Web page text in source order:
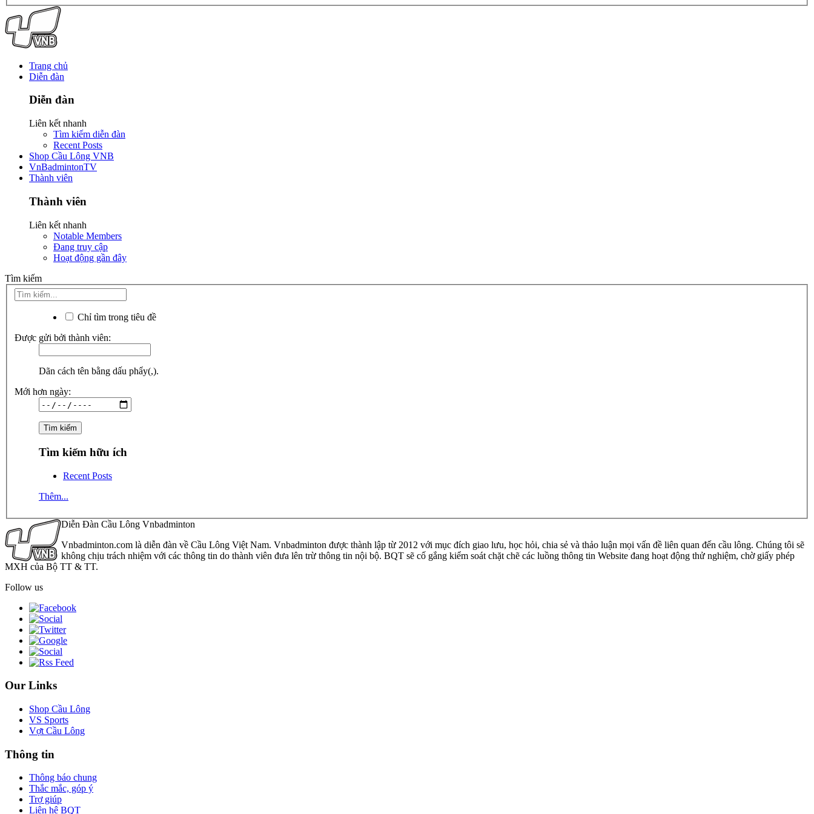
Trang chủ
Diễn đàn
Diễn đàn
Liên kết nhanh
Tìm kiếm diễn đàn
Recent Posts
Shop Cầu Lông VNB
VnBadmintonTV
Thành viên
Thành viên
Liên kết nhanh
Notable Members
Đang truy cập
Hoạt động gần đây
Tìm kiếm
Chỉ tìm trong tiêu đề
Được gửi bởi thành viên:
Dãn cách tên bằng dấu phẩy(,).
Mới hơn ngày:
Tìm kiếm hữu ích
Recent Posts
Thêm...
Diễn Đàn Cầu Lông Vnbadminton
Vnbadminton.com là diễn đàn về Cầu Lông Việt Nam. Vnbadminton được thành lập từ 2012 với mục đích giao lưu, học hỏi, chia sẻ và thảo luận mọi vấn đề liên quan đến cầu lông. Chúng tôi sẽ
không chịu trách nhiệm với các thông tin do thành viên đưa lên trừ thông tin nội bộ. BQT sẽ cố gắng kiểm soát chặt chẽ các luồng thông tin Website đang hoạt động thử nghiệm, chờ giấy phép
MXH của Bộ TT & TT.
Follow us
Our Links
Shop Cầu Lông
VS Sports
Vợt Cầu Lông
Thông tin
Thông báo chung
Thắc mắc, góp ý
Trợ giúp
Liên hệ BQT